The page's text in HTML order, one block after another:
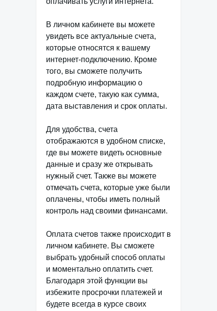
В личном кабинете вы можете
увидеть все актуальные счета,
которые относятся к вашему
интернет-подключению. Кроме
того, вы сможете получить
подробную информацию о
каждом счете, такую как сумма,
дата выставления и срок оплаты.
Для удобства, счета
отображаются в удобном списке,
где вы можете видеть основные
данные и сразу же открывать
нужный счет. Также вы можете
отмечать счета, которые уже были
оплачены, чтобы иметь полный
контроль над своими финансами.
Оплата счетов также происходит в
личном кабинете. Вы сможете
выбрать удобный способ оплаты
и моментально оплатить счет.
Благодаря этой функции вы
избежите просрочки платежей и
будете всегда в курсе своих